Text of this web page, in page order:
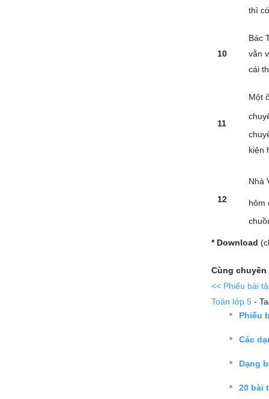
thì
10
Bác
vằn
cái
11
Một
kiện
12
Nhà
hôm
* Download
Cùng chuyên
<< Phiếu bài
Toán lớp 5 -
Phiếu
Các
Dạng
20 bài